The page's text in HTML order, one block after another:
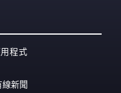
程式
線新聞